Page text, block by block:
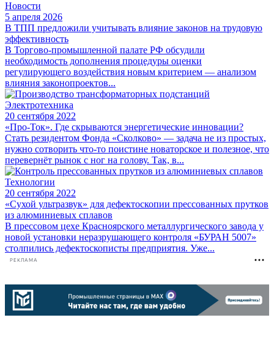
Новости
5 апреля 2026
В ТПП предложили учитывать влияние законов на трудовую
эффективность
В Торгово-промышленной палате РФ обсудили
необходимость дополнения процедуры оценки
регулирующего воздействия новым критерием — анализом
влияния законопроектов...
Электротехника
20 сентября 2022
«Про-Ток». Где скрываются энергетические инновации?
Стать резидентом Фонда «Сколково» — задача не из простых,
нужно сотворить что-то поистине новаторское и полезное, что
перевернёт рынок с ног на голову. Так, в...
Технологии
20 сентября 2022
«Сухой ультразвук» для дефектоскопии прессованных прутков
из алюминиевых сплавов
В прессовом цехе Красноярского металлургического завода у
новой установки неразрушающего контроля «БУРАН 5007»
столпились дефектоскописты предприятия. Уже...
РЕКЛАМА